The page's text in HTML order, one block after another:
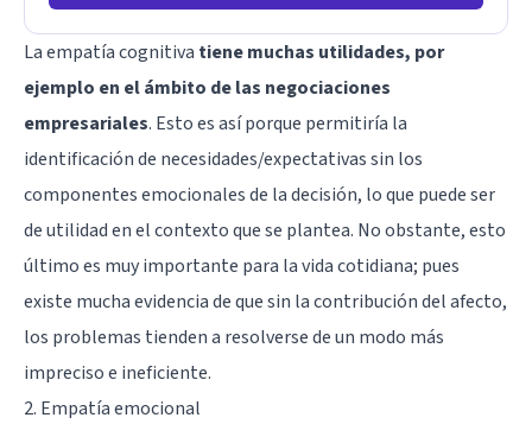
La empatía cognitiva tiene muchas utilidades, por
ejemplo en el ámbito de las negociaciones
empresariales. Esto es así porque permitiría la
identificación de necesidades/expectativas sin los
componentes emocionales de la decisión, lo que puede ser
de utilidad en el contexto que se plantea. No obstante, esto
último es muy importante para la vida cotidiana; pues
existe mucha evidencia de que sin la contribución del afecto,
los problemas tienden a resolverse de un modo más
impreciso e ineficiente.
2. Empatía emocional